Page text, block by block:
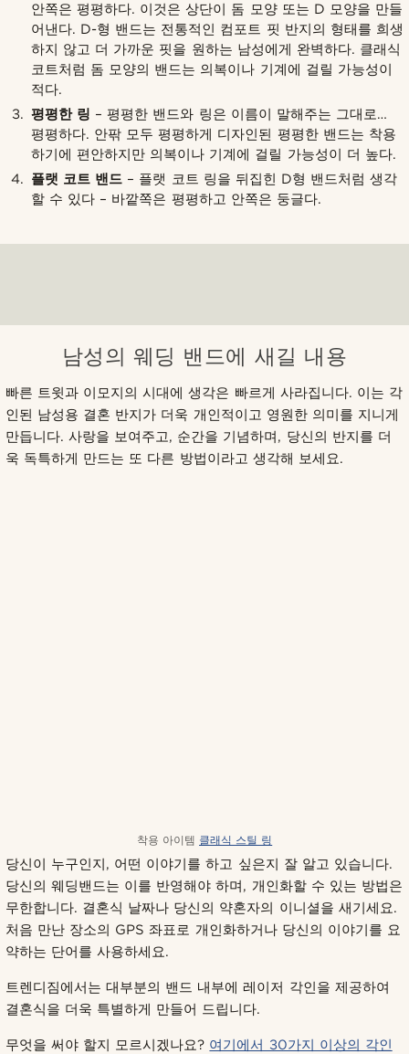
안쪽은 평평하다. 이것은 상단이 돔 모양 또는 D 모양을 만들
어낸다. D-형 밴드는 전통적인 컴포트 핏 반지의 형태를 희생
하지 않고 더 가까운 핏을 원하는 남성에게 완벽하다. 클래식
코트처럼 돔 모양의 밴드는 의복이나 기계에 걸릴 가능성이
적다.
평평한 링 – 평평한 밴드와 링은 이름이 말해주는 그대로…
평평하다. 안팎 모두 평평하게 디자인된 평평한 밴드는 착용
하기에 편안하지만 의복이나 기계에 걸릴 가능성이 더 높다.
플랫 코트 밴드 – 플랫 코트 링을 뒤집힌 D형 밴드처럼 생각
할 수 있다 – 바깥쪽은 평평하고 안쪽은 둥글다.
남성의 웨딩 밴드에 새길 내용
빠른 트윗과 이모지의 시대에 생각은 빠르게 사라집니다. 이는 각
인된 남성용 결혼 반지가 더욱 개인적이고 영원한 의미를 지니게
만듭니다. 사랑을 보여주고, 순간을 기념하며, 당신의 반지를 더
욱 독특하게 만드는 또 다른 방법이라고 생각해 보세요.
착용 아이템 클래식 스틸 링
당신이 누구인지, 어떤 이야기를 하고 싶은지 잘 알고 있습니다.
당신의 웨딩밴드는 이를 반영해야 하며, 개인화할 수 있는 방법은
무한합니다. 결혼식 날짜나 당신의 약혼자의 이니셜을 새기세요.
처음 만난 장소의 GPS 좌표로 개인화하거나 당신의 이야기를 요
약하는 단어를 사용하세요.
트렌디짐에서는 대부분의 밴드 내부에 레이저 각인을 제공하여
결혼식을 더욱 특별하게 만들어 드립니다.
무엇을 써야 할지 모르시겠나요? 여기에서 30가지 이상의 각인